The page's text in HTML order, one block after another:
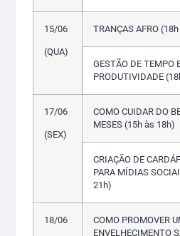
15/06
(QUA)
TRANÇAS AFRO
GESTÃO DE TEMPO
PRODUTIVIDADE
17/06
(SEX)
COMO CUIDAR DO
MESES (15h às 18h)
CRIAÇÃO DE
PARA MÍDIAS
21h)
18/06
COMO PROMOVER
ENVELHECIMENTO